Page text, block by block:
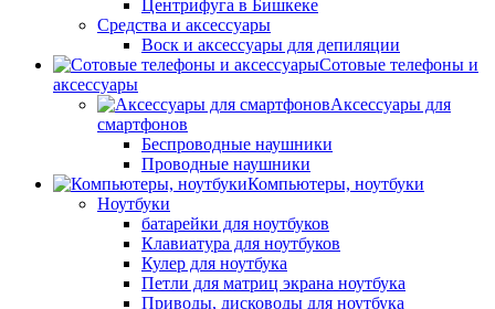
Центрифуга в Бишкеке
Средства и аксессуары
Воск и аксессуары для депиляции
Сотовые телефоны и
аксессуары
Аксессуары для
смартфонов
Беспроводные наушники
Проводные наушники
Компьютеры, ноутбуки
Ноутбуки
батарейки для ноутбуков
Клавиатура для ноутбуков
Кулер для ноутбука
Петли для матриц экрана ноутбука
Приводы, дисководы для ноутбука